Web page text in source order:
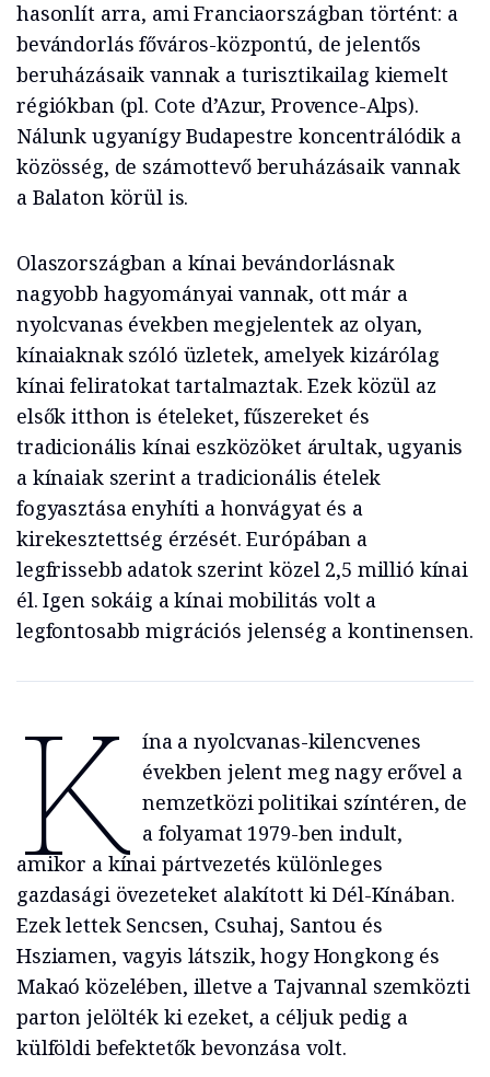
hasonlít arra, ami Franciaországban történt: a
bevándorlás főváros-központú, de jelentős
beruházásaik vannak a turisztikailag kiemelt
régiókban (pl. Cote d’Azur, Provence-Alps).
Nálunk ugyanígy Budapestre koncentrálódik a
közösség, de számottevő beruházásaik vannak
a Balaton körül is.
Olaszországban a kínai bevándorlásnak
nagyobb hagyományai vannak, ott már a
nyolcvanas években megjelentek az olyan,
kínaiaknak szóló üzletek, amelyek kizárólag
kínai feliratokat tartalmaztak. Ezek közül az
elsők itthon is ételeket, fűszereket és
tradicionális kínai eszközöket árultak, ugyanis
a kínaiak szerint a tradicionális ételek
fogyasztása enyhíti a honvágyat és a
kirekesztettség érzését. Európában a
legfrissebb adatok szerint közel 2,5 millió kínai
él. Igen sokáig a kínai mobilitás volt a
legfontosabb migrációs jelenség a kontinensen.
K
ína a nyolcvanas-kilencvenes
években jelent meg nagy erővel a
nemzetközi politikai színtéren, de
a folyamat 1979-ben indult,
amikor a kínai pártvezetés különleges
gazdasági övezeteket alakított ki Dél-Kínában.
Ezek lettek Sencsen, Csuhaj, Santou és
Hsziamen, vagyis látszik, hogy Hongkong és
Makaó közelében, illetve a Tajvannal szemközti
parton jelölték ki ezeket, a céljuk pedig a
külföldi befektetők bevonzása volt.